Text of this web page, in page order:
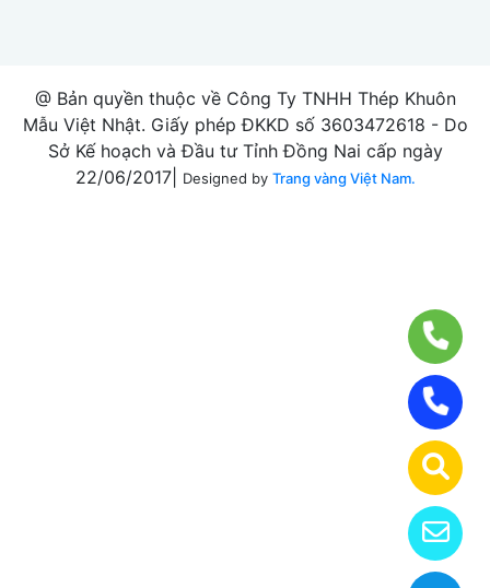
@ Bản quyền thuộc về Công Ty TNHH Thép Khuôn
Mẫu Việt Nhật. Giấy phép ĐKKD số 3603472618 - Do
Sở Kế hoạch và Đầu tư Tỉnh Đồng Nai cấp ngày
22/06/2017|
Designed by Trang vàng Việt Nam.